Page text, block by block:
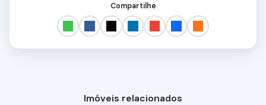
Compartilhe
Imóveis relacionados